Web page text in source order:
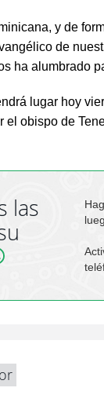
y de
de
ha alumbrado
lugar hoy
el obispo de
las